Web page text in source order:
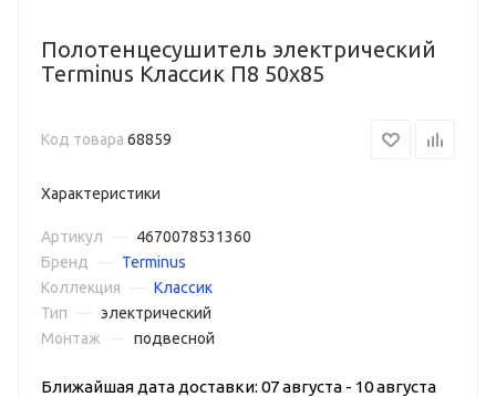
Полотенцесушитель электрический
Terminus Классик П8 50х85
Код товара 68859
Характеристики
Артикул
4670078531360
Бренд
Terminus
Коллекция
Классик
Тип
электрический
Монтаж
подвесной
Ближайшая дата доставки: 07 августа - 10 августа